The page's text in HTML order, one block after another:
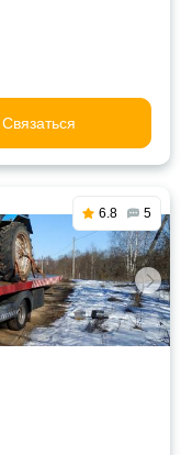
Связаться
6.8 5